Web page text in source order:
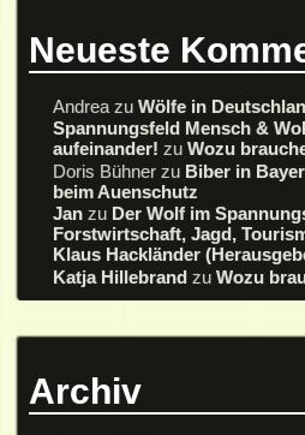
Neueste
Andrea zuWölfe in
Spannungsfeld Mensch &
aufeinander! zuWozu
Doris Bühner zu Biber in
beim Auenschutz
Jan zu Der Wolf im
Forstwirtschaft, Jagd,
Klaus Hackländer
Katja Hillebrand zuWozu
Archiv